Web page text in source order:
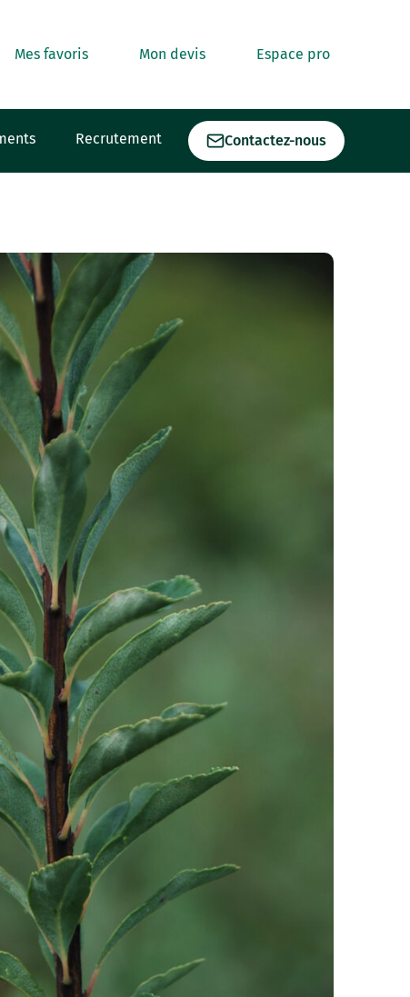
Mes favoris Mon devis Espace pro
Recrutement Contactez-nous